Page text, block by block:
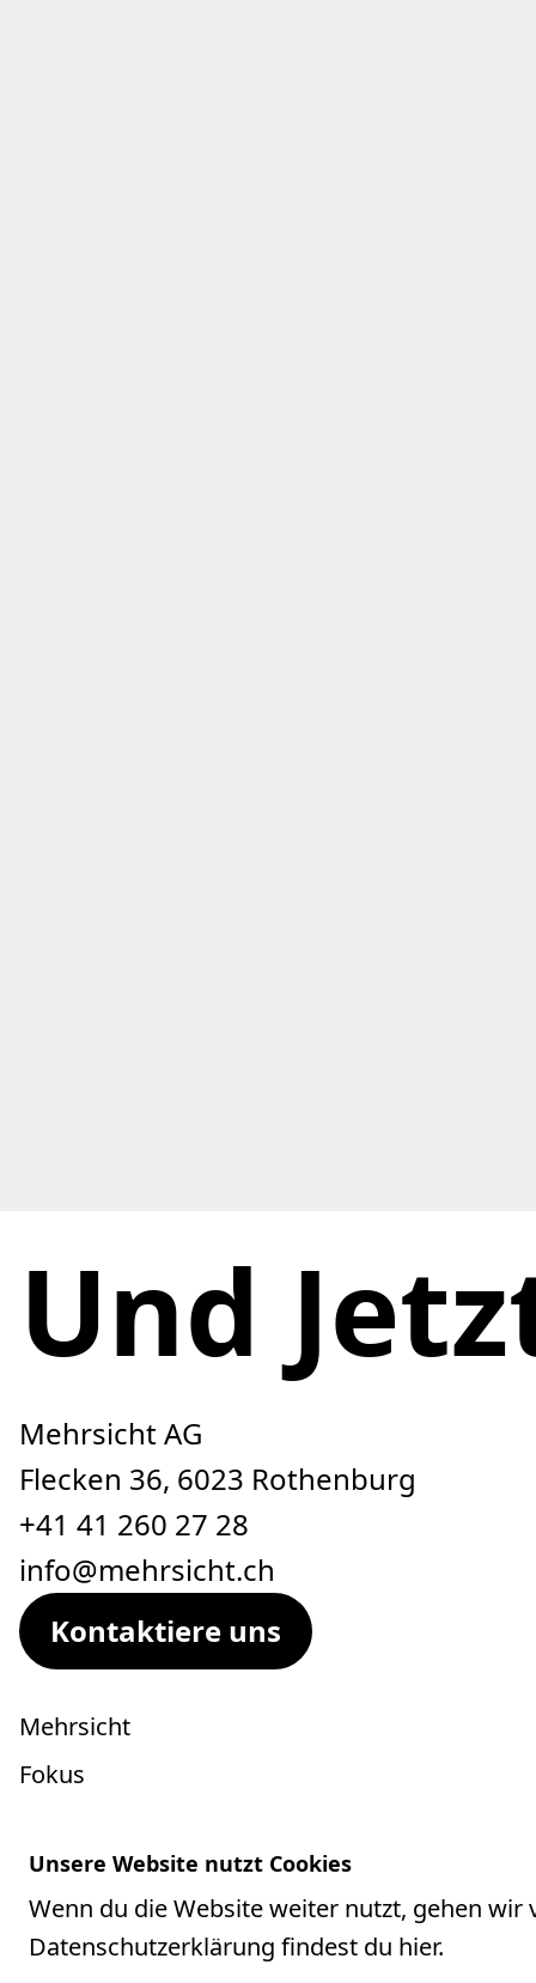
Footer
Und
Kontakt
Mehrsicht AG
Flecken 36, 6023 Rothenburg
+41 41 260 27 28
info@mehrsicht.ch
Kontaktiere uns
Mehrsicht
Fokus
Themenworkshops
Tools
Referenzen
Unsere Website nutzt Cookies
Wenn du die Website weiter nutzt, gehen
Datenschutzerklärung findest du hier.